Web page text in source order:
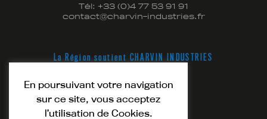
Tél: +33 (0)4 77 53 91 91
contact@charvin-industries.fr
La Région soutient CHARVIN INDUSTRIES
En poursuivant votre navigation
sur ce site, vous acceptez
l’utilisation de Cookies.